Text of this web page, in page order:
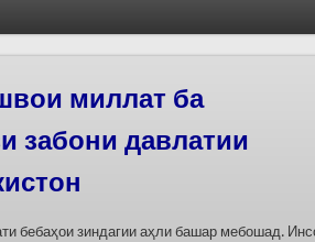
роҳи абрешим
феҳристи ЮНЕСКО
ҳуҷҷатҳои номинатсияҳои муштараки